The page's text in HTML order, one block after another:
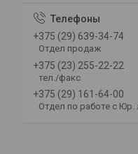
+375 (29) 639-34-74
Отдел продаж
+375 (23) 255-22-22
тел./факс
+375 (29) 161-64-00
Отдел по работе с Юр.